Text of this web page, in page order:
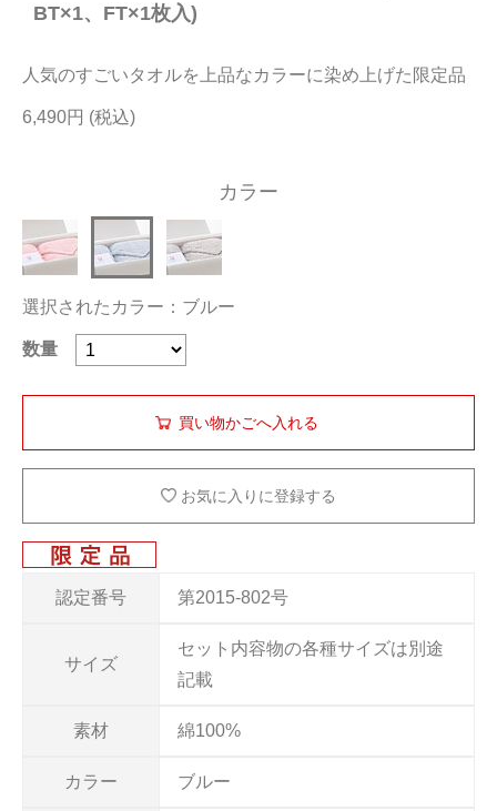
店舗リスト
ヘルプ
お問い合わせ
BT×1、FT×1枚入)
人気のすごいタオルを上品なカラーに染め上げた限定品
6,490円
認定番号 第2015-802号
サイズ
セット内容物の各種サイズは別途
記載
素材 綿100%
カラー ブルー
カラー
選択されたカラー：ブルー
数量
お気に入りに登録する